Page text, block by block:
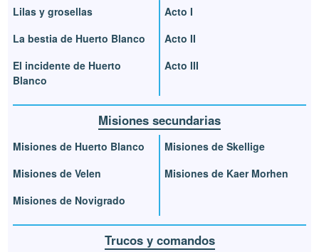
Lilas y grosellas
La bestia de Huerto Blanco
El incidente de Huerto
Blanco
Acto I
Acto II
Acto III
Misiones secundarias
Misiones de Huerto Blanco
Misiones de Velen
Misiones de Novigrado
Misiones de Skellige
Misiones de Kaer Morhen
Trucos y comandos